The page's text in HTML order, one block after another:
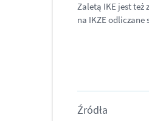
Zaletą IKE jest też
na IKZE
Źródła